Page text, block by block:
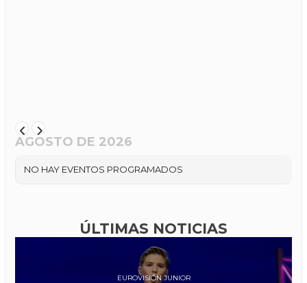
AGOSTO DE 2026
NO HAY EVENTOS PROGRAMADOS
ÚLTIMAS NOTICIAS
EUROVISIÓN JUNIOR